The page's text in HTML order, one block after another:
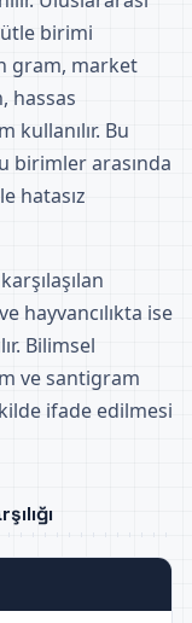
birimi
gram, market
hassas
Bu
birimler arasında
hatasız
hayvancılıkta ise
Bilimsel
ve santigram
ifade edilmesi